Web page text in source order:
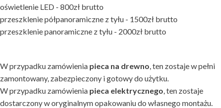
oświetlenie LED - 800zł brutto
przeszklenie półpanoramiczne z tyłu - 1500zł brutto
przeszklenie panoramiczne z tyłu - 2000zł brutto
W przypadku zamówienia pieca na drewno, ten zostaje w pełni
zamontowany, zabezpieczony i gotowy do użytku.
W przypadku zamówienia pieca elektrycznego, ten zostaje
dostarczony w oryginalnym opakowaniu do własnego montażu.